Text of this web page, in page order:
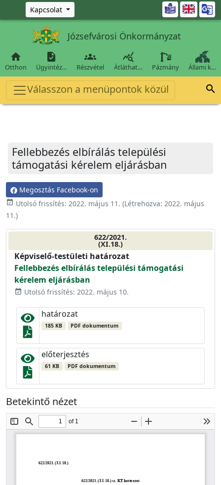
Ugrás a fő tartalomra
Kapcsolat 
Józsefvárosi Önkormányzat

Otthon

Ügyintéz…

Részvétel

Átláthat… Pázmány Állami k…
Válasszon a menüpontok közül 
Fellebbezés elbírálás települési
támogatási kérelem eljárásban
Megosztás Facebook-on
event_available Utolsó frissítés: 2022. május 11. (Létrehozva: 2022. május
11.)
622/2021.
(XI.18.)
Képviselő-testületi határozat
Fellebbezés elbírálás települési támogatási
kérelem eljárásban
event_available Utolsó frissítés: 2022. május 10.
határozat
185 KB PDF dokumentum
előterjesztés
61 KB PDF dokumentum
Betekintő nézet